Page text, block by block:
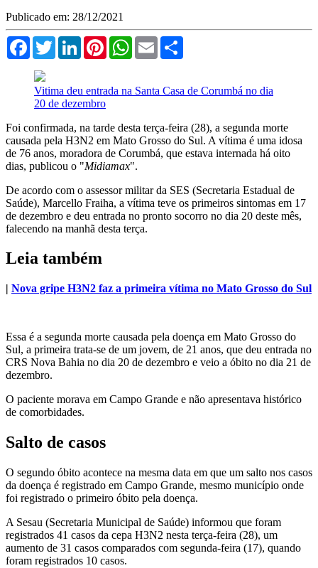
Publicado em: 28/12/2021
FacebookTwitterLinkedInPinterestWhatsApp
Email
Vitima deu entrada na Santa Casa de Corumbá no dia
20 de dezembro
Foi confirmada, na tarde desta terça-feira (28), a segunda morte
causada pela H3N2 em Mato Grosso do Sul. A vítima é uma idosa
de 76 anos, moradora de Corumbá, que estava internada há oito
dias, publicou o "Midiamax".
De acordo com o assessor militar da SES (Secretaria Estadual de
Saúde), Marcello Fraiha, a vítima teve os primeiros sintomas em 17
de dezembro e deu entrada no pronto socorro no dia 20 deste mês,
falecendo na manhã desta terça.
Leia também
| Nova gripe H3N2 faz a primeira vítima no Mato Grosso do Sul
Essa é a segunda morte causada pela doença em Mato Grosso do
Sul, a primeira trata-se de um jovem, de 21 anos, que deu entrada no
CRS Nova Bahia no dia 20 de dezembro e veio a óbito no dia 21 de
dezembro.
O paciente morava em Campo Grande e não apresentava histórico
de comorbidades.
Salto de casos
O segundo óbito acontece na mesma data em que um salto nos casos
da doença é registrado em Campo Grande, mesmo município onde
foi registrado o primeiro óbito pela doença.
A Sesau (Secretaria Municipal de Saúde) informou que foram
registrados 41 casos da cepa H3N2 nesta terça-feira (28), um
aumento de 31 casos comparados com segunda-feira (17), quando
foram registrados 10 casos.